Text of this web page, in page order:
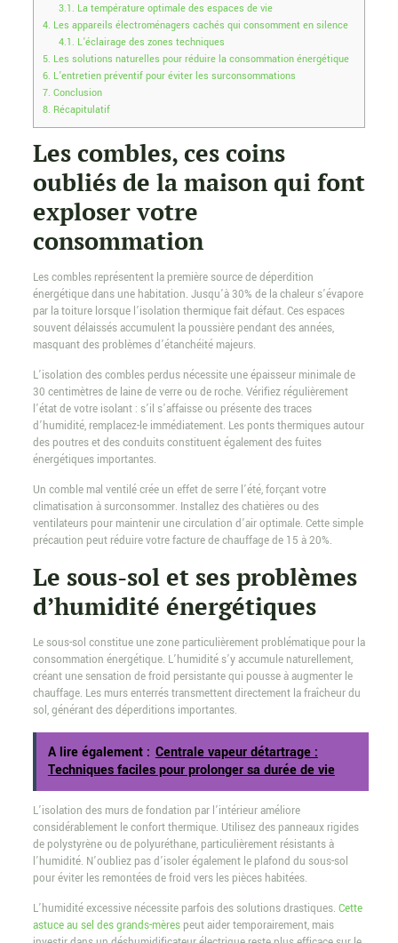
3.1. La température optimale des espaces de vie
4. Les appareils électroménagers cachés qui consomment en silence
4.1. L’éclairage des zones techniques
5. Les solutions naturelles pour réduire la consommation énergétique
6. L’entretien préventif pour éviter les surconsommations
7. Conclusion
8. Récapitulatif
Les combles, ces coins
oubliés de la maison qui font
exploser votre
consommation
Les combles représentent la première source de déperdition
énergétique dans une habitation. Jusqu’à 30% de la chaleur s’évapore
par la toiture lorsque l’isolation thermique fait défaut. Ces espaces
souvent délaissés accumulent la poussière pendant des années,
masquant des problèmes d’étanchéité majeurs.
L’isolation des combles perdus nécessite une épaisseur minimale de
30 centimètres de laine de verre ou de roche. Vérifiez régulièrement
l’état de votre isolant : s’il s’affaisse ou présente des traces
d’humidité, remplacez-le immédiatement. Les ponts thermiques autour
des poutres et des conduits constituent également des fuites
énergétiques importantes.
Un comble mal ventilé crée un effet de serre l’été, forçant votre
climatisation à surconsommer. Installez des chatières ou des
ventilateurs pour maintenir une circulation d’air optimale. Cette simple
précaution peut réduire votre facture de chauffage de 15 à 20%.
Le sous-sol et ses problèmes
d’humidité énergétiques
Le sous-sol constitue une zone particulièrement problématique pour la
consommation énergétique. L’humidité s’y accumule naturellement,
créant une sensation de froid persistante qui pousse à augmenter le
chauffage. Les murs enterrés transmettent directement la fraîcheur du
sol, générant des déperditions importantes.
A lire également : Centrale vapeur détartrage :
Techniques faciles pour prolonger sa durée de vie
L’isolation des murs de fondation par l’intérieur améliore
considérablement le confort thermique. Utilisez des panneaux rigides
de polystyrène ou de polyuréthane, particulièrement résistants à
l’humidité. N’oubliez pas d’isoler également le plafond du sous-sol
pour éviter les remontées de froid vers les pièces habitées.
L’humidité excessive nécessite parfois des solutions drastiques. Cette
astuce au sel des grands-mèrespeut aider temporairement, mais